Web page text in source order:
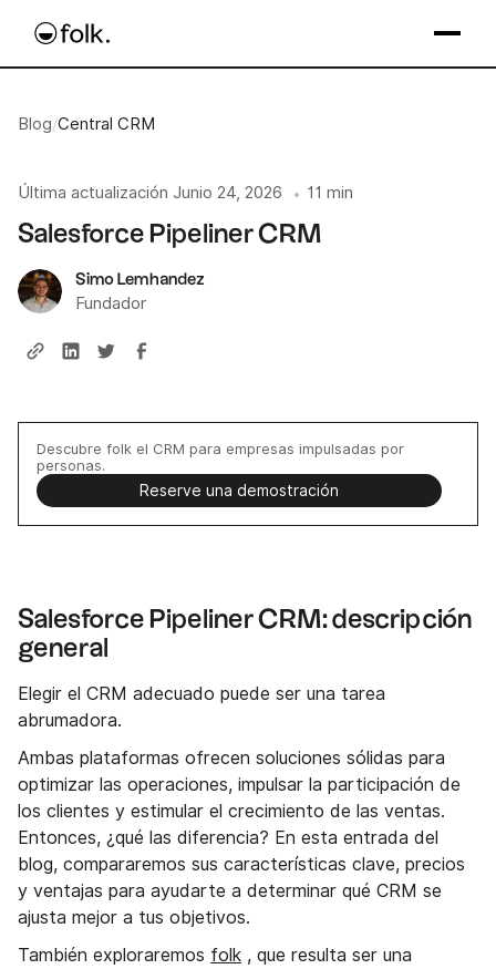
Blog/Central CRM
Última actualización Junio 24, 2026 • 11 min
Salesforce Pipeliner CRM
Simo Lemhandez
Fundador
Descubre folk el CRM para empresas impulsadas por
personas.
Reserve una demostración
Salesforce Pipeliner CRM: descripción
general
Elegir el CRM adecuado puede ser una tarea
abrumadora.
Ambas plataformas ofrecen soluciones sólidas para
optimizar las operaciones, impulsar la participación de
los clientes y estimular el crecimiento de las ventas.
Entonces, ¿qué las diferencia? En esta entrada del
blog, compararemos sus características clave, precios
y ventajas para ayudarte a determinar qué CRM se
ajusta mejor a tus objetivos.
También exploraremos folk , que resulta ser una